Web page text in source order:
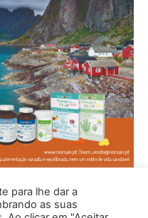
para lhe dar a
as suas